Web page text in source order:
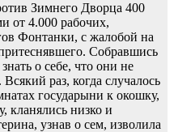
Зимнего Дворца 400
от 4.000 рабочих,
Фонтанки, с жалобой на
Собравшись
о себе, что они не
раз, когда случалось
государыни к окошку,
кланялись низко и
узнав о сем, изволила